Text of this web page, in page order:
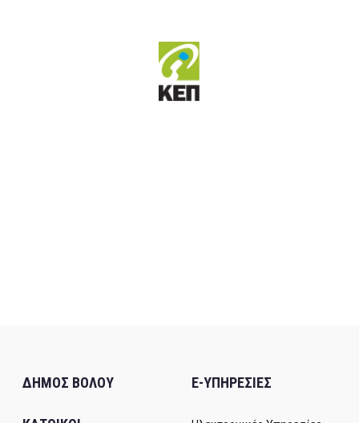
ΔΗΜΟΣ ΒΟΛΟΥ E-ΥΠΗΡΕΣΙΕΣ